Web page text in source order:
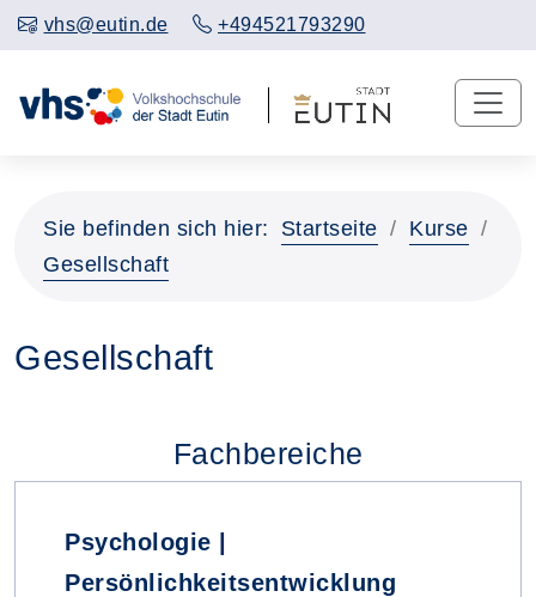
vhs@eutin.de +494521793290
Sie befinden sich hier: Startseite
Kurse
Gesellschaft
Gesellschaft
Fachbereiche
Psychologie |
Persönlichkeitsentwicklung